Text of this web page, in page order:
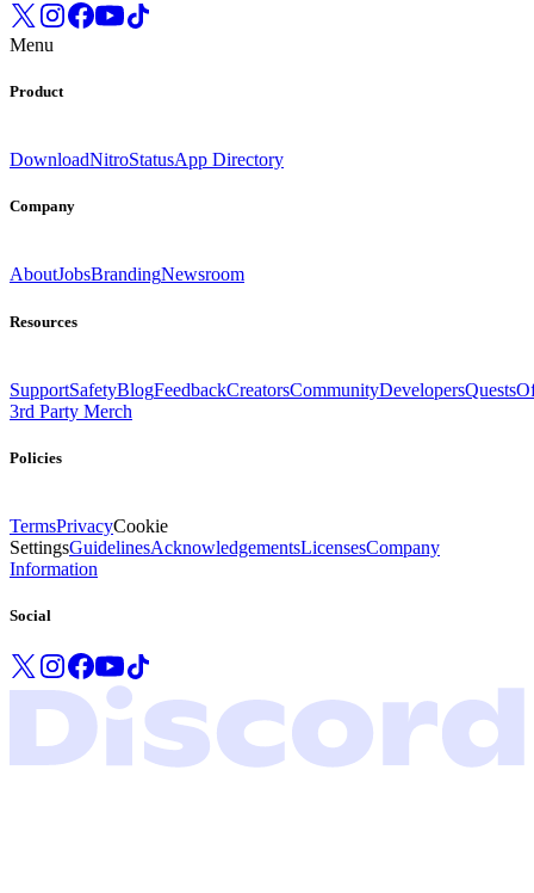
Menu
Product
DownloadNitroStatusApp Directory
Company
AboutJobsBrandingNewsroom
Resources
SupportSafetyBlogFeedbackCreatorsCommunityDevelopersQuests
3rd Party Merch
Policies
TermsPrivacyCookie
SettingsGuidelinesAcknowledgementsLicensesCompany
Information
Social